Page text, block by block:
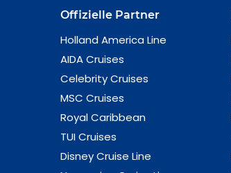
Offizielle Partner
Holland America Line
AIDA Cruises
Celebrity Cruises
MSC Cruises
Royal Caribbean
TUI Cruises
Disney Cruise Line